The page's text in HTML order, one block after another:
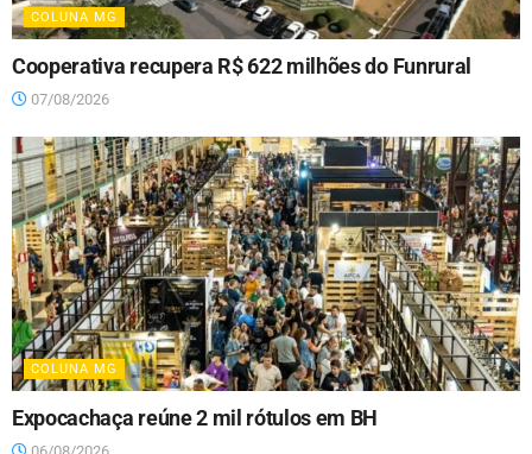
COLUNA MG
Cooperativa recupera R$ 622 milhões do Funrural
07/08/2026
COLUNA MG
Expocachaça reúne 2 mil rótulos em BH